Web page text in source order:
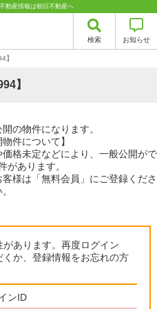
動産情報は朝日不動産へ
検索 お知らせ
】
】
の物件になります。
件について】
格未定などにより、一般公開がで
があります。
様は「無料会員」にご登録くださ
あります。再度ログイン
か、登録情報をお忘れの方
ンID